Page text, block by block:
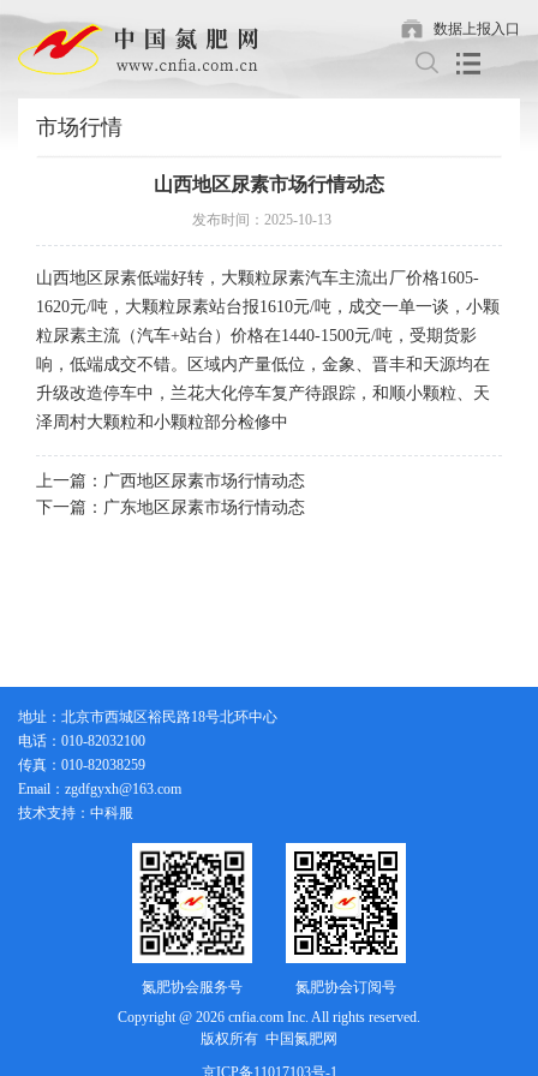
数据上报入口
市场行情
山西地区尿素市场行情动态
发布时间：2025-10-13
山西地区尿素低端好转，大颗粒尿素汽车主流出厂价格1605-
1620元/吨，大颗粒尿素站台报1610元/吨，成交一单一谈，小颗
粒尿素主流（汽车+站台）价格在1440-1500元/吨，受期货影
响，低端成交不错。区域内产量低位，金象、晋丰和天源均在
升级改造停车中，兰花大化停车复产待跟踪，和顺小颗粒、天
泽周村大颗粒和小颗粒部分检修中
上一篇：广西地区尿素市场行情动态
下一篇：广东地区尿素市场行情动态
地址：北京市西城区裕民路18号北环中心
电话：010-82032100
传真：010-82038259
Email：zgdfgyxh@163.com
技术支持：中科服
氮肥协会服务号
氮肥协会订阅号
Copyright @ 2026 cnfia.com Inc. All rights reserved.
版权所有 中国氮肥网
京ICP备11017103号-1